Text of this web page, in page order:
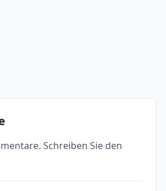
Schreiben Sie den